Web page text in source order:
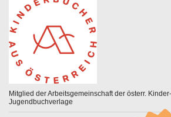
Mitglied der Arbeitsgemeinschaft der österr.
Jugendbuchverlage